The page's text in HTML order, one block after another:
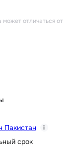
Пакистан i
срок
отличаться от